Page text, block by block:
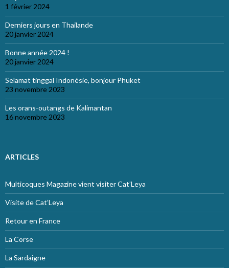
1 février 2024
Derniers jours en Thailande
20 janvier 2024
Bonne année 2024 !
20 janvier 2024
Selamat tinggal Indonésie, bonjour Phuket
23 novembre 2023
Les orans-outangs de Kalimantan
16 novembre 2023
ARTICLES
Multicoques Magazine vient visiter Cat’Leya
Visite de Cat’Leya
Retour en France
La Corse
La Sardaigne